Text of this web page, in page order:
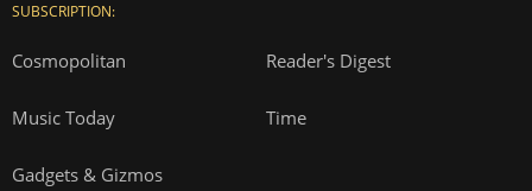
SUBSCRIPTION:
Cosmopolitan Reader's Digest
Music Today Time
Gadgets & Gizmos